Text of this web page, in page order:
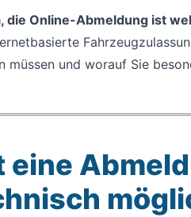
die Online-Abmeldung ist
müssen und worauf Sie
eine